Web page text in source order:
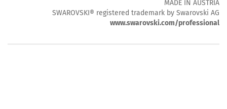
MADE IN AUSTRIA
SWAROVSKI® registered trademark by Swarovski AG
www.swarovski.com/professional